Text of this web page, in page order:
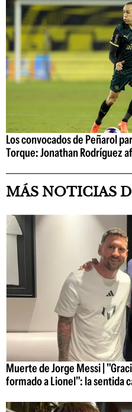
Los convocados de Peñarol
Torque: Jonathan Rodríguez
MÁS NOTICIAS
Muerte de Jorge Messi |
formado a Lionel": la sentida